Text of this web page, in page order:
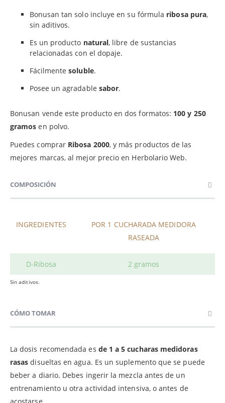
Bonusan tan solo incluye en su fórmula ribosa pura,
sin aditivos.
Es un producto natural, libre de sustancias
relacionadas con el dopaje.
Fácilmentesoluble.
Posee un agradable sabor.
Bonusan vende este producto en dos formatos: 100 y 250
gramos en polvo.
Puedes comprar Ribosa 2000, y más productos de las
mejores marcas, al mejor precio en Herbolario Web.
COMPOSICIÓN
INGREDIENTES
POR 1 CUCHARADA MEDIDORA
RASEADA
D-Ribosa 2 gramos
Sin aditivos.
CÓMO TOMAR
La dosis recomendada es de 1 a 5 cucharas medidoras
rasas disueltas en agua. Es un suplemento que se puede
beber a diario. Debes ingerir la mezcla antes de un
entrenamiento u otra actividad intensiva, o antes de